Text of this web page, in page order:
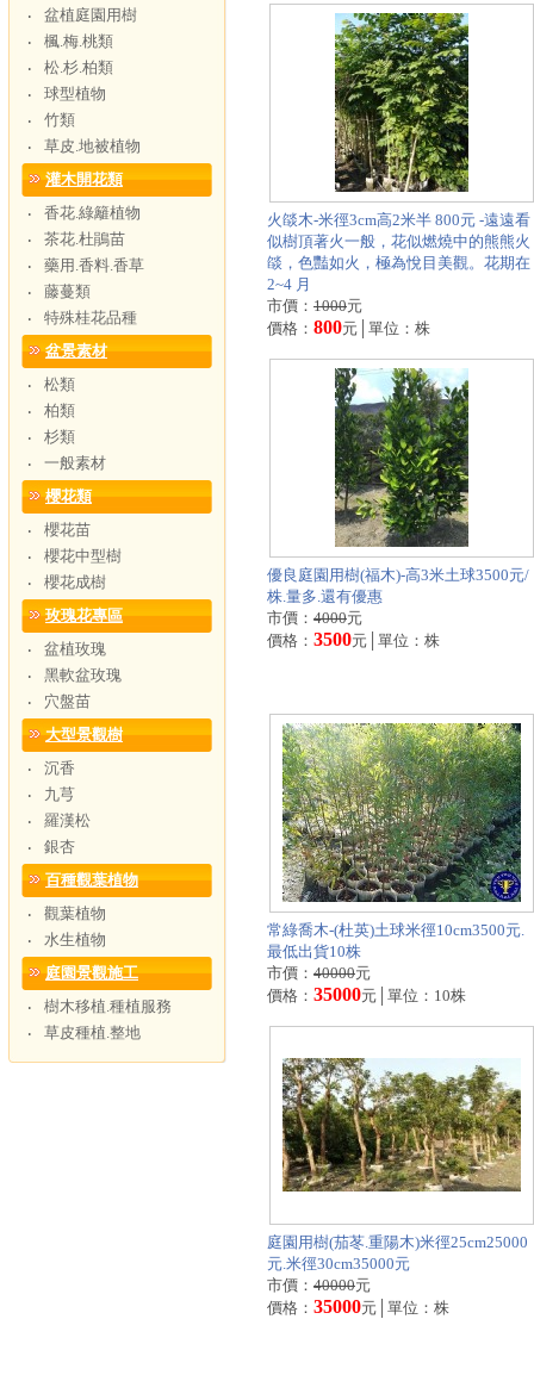
‧
盆植庭園用樹
‧
楓.梅.桃類
‧
松.杉.柏類
‧
球型植物
‧
竹類
‧
草皮.地被植物
灌木開花類
‧
香花.綠籬植物
‧
茶花.杜鵑苗
‧
藥用.香料.香草
‧
藤蔓類
‧
特殊桂花品種
盆景素材
‧
松類
‧
柏類
‧
杉類
‧
一般素材
櫻花類
‧
櫻花苗
‧
櫻花中型樹
‧
櫻花成樹
玫瑰花專區
‧
盆植玫瑰
‧
黑軟盆玫瑰
‧
穴盤苗
大型景觀樹
‧
沉香
‧
九芎
‧
羅漢松
‧
銀杏
百種觀葉植物
‧
觀葉植物
‧
水生植物
庭園景觀施工
‧
樹木移植.種植服務
‧
草皮種植.整地
火燄木-米徑3cm高2米半 800元 -遠遠看
似樹頂著火一般，花似燃燒中的熊熊火
燄，色豔如火，極為悅目美觀。花期在
2~4 月
市價： 1000元
價格： 800元│單位：株
優良庭園用樹(福木)-高3米土球3500元/
株.量多.還有優惠
市價： 4000元
價格： 3500元│單位：株
常綠喬木-(杜英)土球米徑10cm3500元.
最低出貨10株
市價： 40000元
價格： 35000元│單位：10株
庭園用樹(茄苳.重陽木)米徑25cm25000
元.米徑30cm35000元
市價： 40000元
價格： 35000元│單位：株